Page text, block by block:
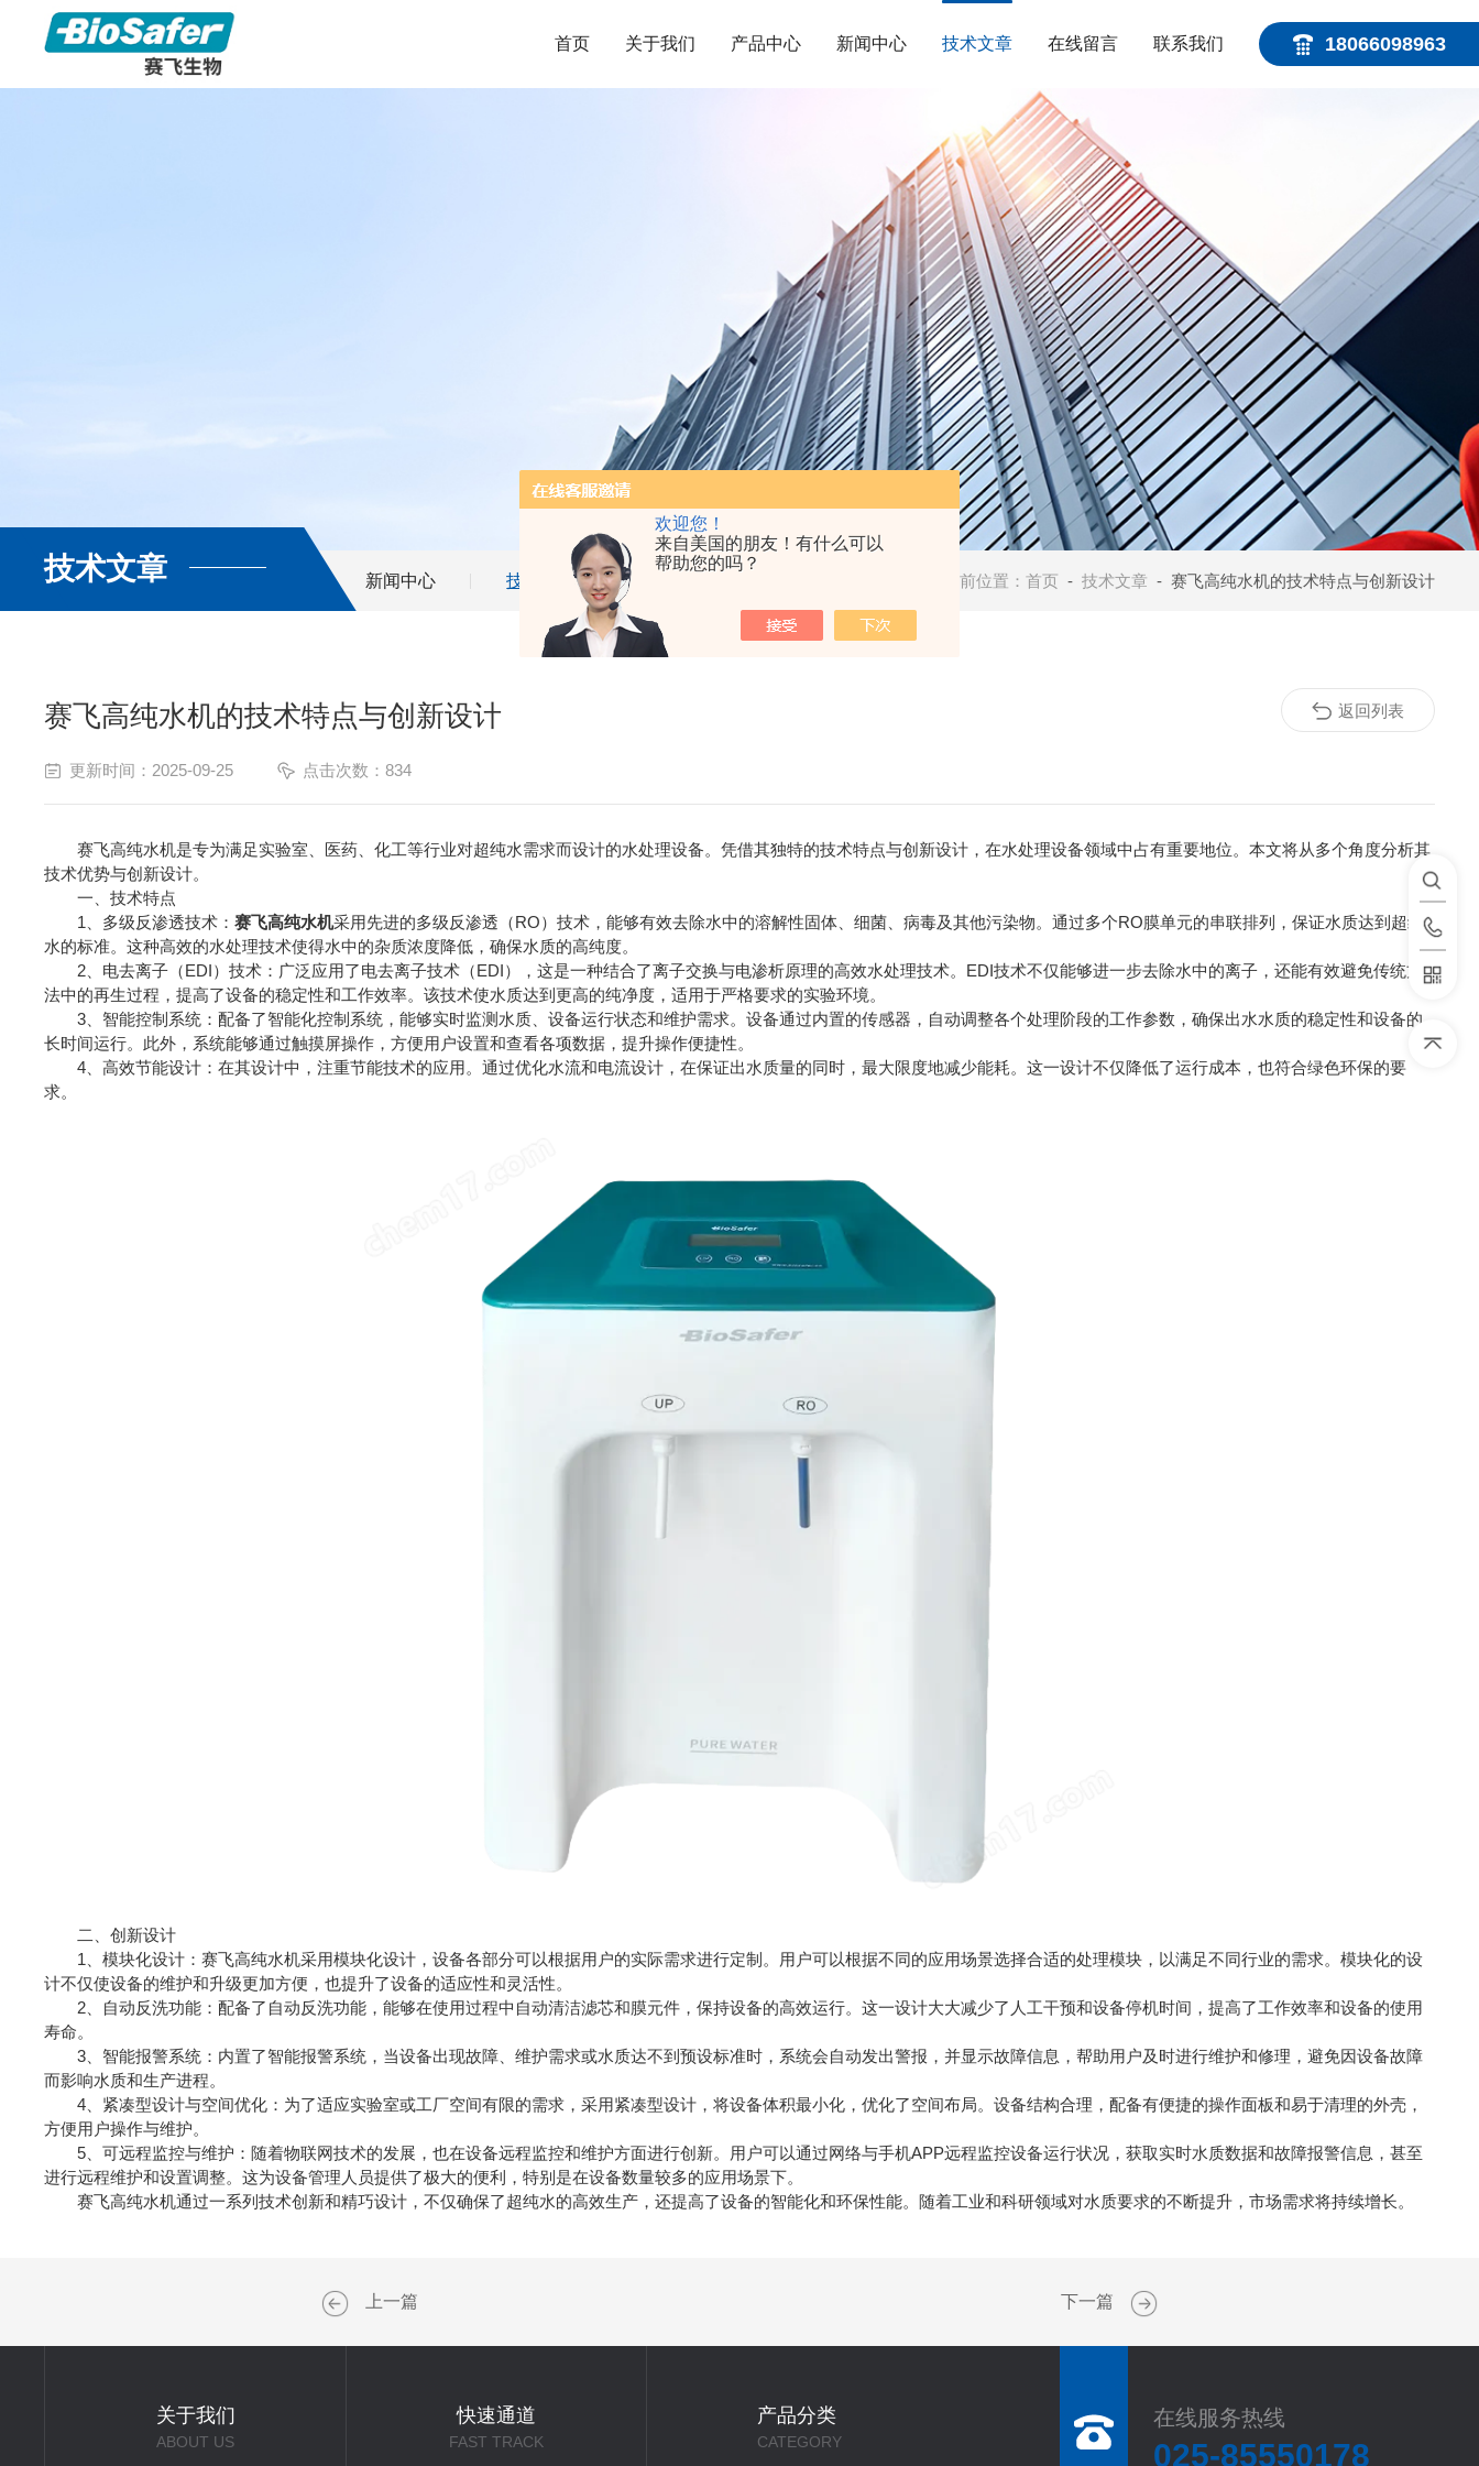
欢迎您！
来自美国的朋友！有什么可以
帮助您的吗？
18066098963
首页 关于我们 产品中心 新闻中心 技术文章 在线留言 联系我们
技术文章 新闻中心 技术文章 当前位置： 首页 - 技术文章 - 赛飞高纯水机的技术特点与创新设计
赛飞高纯水机的技术特点与创新设计
更新时间：2025-09-25 点击次数：834
赛飞高纯水机是专为满足实验室、医药、化工等行业对超纯水需求而设计的水处理设备。凭借其独特的技术特点与创新设计，在水处理设备领域中占有重要地位。本文将从多个角度分析其
技术优势与创新设计。
一、技术特点
1、多级反渗透技术：赛飞高纯水机采用先进的多级反渗透（RO）技术，能够有效去除水中的溶解性固体、细菌、病毒及其他污染物。通过多个RO膜单元的串联排列，保证水质达到超纯
水的标准。这种高效的水处理技术使得水中的杂质浓度降低，确保水质的高纯度。
2、电去离子（EDI）技术：广泛应用了电去离子技术（EDI），这是一种结合了离子交换与电渗析原理的高效水处理技术。EDI技术不仅能够进一步去除水中的离子，还能有效避免传统方
法中的再生过程，提高了设备的稳定性和工作效率。该技术使水质达到更高的纯净度，适用于严格要求的实验环境。
3、智能控制系统：配备了智能化控制系统，能够实时监测水质、设备运行状态和维护需求。设备通过内置的传感器，自动调整各个处理阶段的工作参数，确保出水水质的稳定性和设备的
长时间运行。此外，系统能够通过触摸屏操作，方便用户设置和查看各项数据，提升操作便捷性。
4、高效节能设计：在其设计中，注重节能技术的应用。通过优化水流和电流设计，在保证出水质量的同时，最大限度地减少能耗。这一设计不仅降低了运行成本，也符合绿色环保的要
求。
二、创新设计
1、模块化设计：赛飞高纯水机采用模块化设计，设备各部分可以根据用户的实际需求进行定制。用户可以根据不同的应用场景选择合适的处理模块，以满足不同行业的需求。模块化的设
计不仅使设备的维护和升级更加方便，也提升了设备的适应性和灵活性。
2、自动反洗功能：配备了自动反洗功能，能够在使用过程中自动清洁滤芯和膜元件，保持设备的高效运行。这一设计大大减少了人工干预和设备停机时间，提高了工作效率和设备的使用
寿命。
3、智能报警系统：内置了智能报警系统，当设备出现故障、维护需求或水质达不到预设标准时，系统会自动发出警报，并显示故障信息，帮助用户及时进行维护和修理，避免因设备故障
而影响水质和生产进程。
4、紧凑型设计与空间优化：为了适应实验室或工厂空间有限的需求，采用紧凑型设计，将设备体积最小化，优化了空间布局。设备结构合理，配备有便捷的操作面板和易于清理的外壳，
方便用户操作与维护。
5、可远程监控与维护：随着物联网技术的发展，也在设备远程监控和维护方面进行创新。用户可以通过网络与手机APP远程监控设备运行状况，获取实时水质数据和故障报警信息，甚至
进行远程维护和设置调整。这为设备管理人员提供了极大的便利，特别是在设备数量较多的应用场景下。
赛飞高纯水机通过一系列技术创新和精巧设计，不仅确保了超纯水的高效生产，还提高了设备的智能化和环保性能。随着工业和科研领域对水质要求的不断提升，市场需求将持续增长。
返回列表
上一篇 下一篇
关于我们
ABOUT US
快速通道
FAST TRACK
产品分类
CATEGORY
在线服务热线
025-85550178